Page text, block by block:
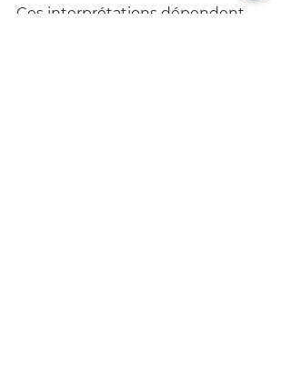
Ces interprétations dépendent